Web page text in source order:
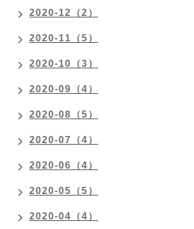
2020-12（2）
2020-11（5）
2020-10（3）
2020-09（4）
2020-08（5）
2020-07（4）
2020-06（4）
2020-05（5）
2020-04（4）